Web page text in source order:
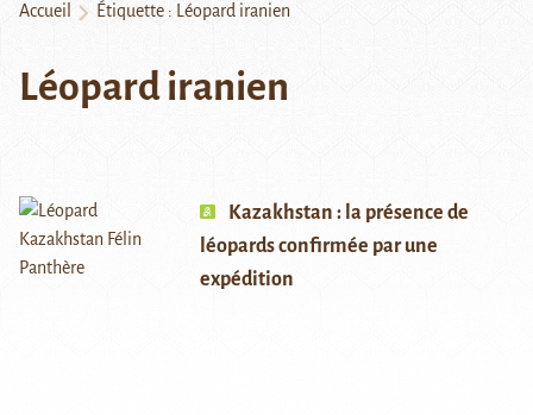
Accueil Étiquette : Léopard iranien
Léopard iranien
Kazakhstan : la présence de
léopards confirmée par une
expédition